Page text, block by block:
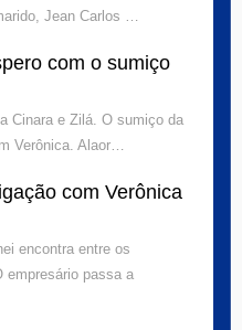
Jean Carlos …
com o sumiço
Cinara e Zilá. O sumiço da
Verônica. Alaor…
com Verônica
encontra entre os
empresário passa a